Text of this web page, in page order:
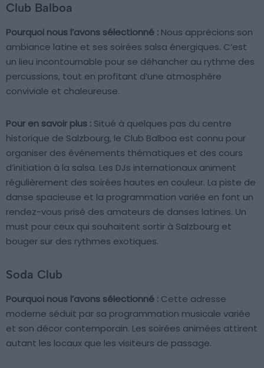
Club Balboa
Pourquoi nous l’avons sélectionné : Nous apprécions son
ambiance latine et ses soirées salsa énergiques. C’est
un lieu incontournable pour se déhancher au rythme des
percussions, tout en profitant d’une atmosphère
conviviale et chaleureuse.
Pour en savoir plus : Situé à quelques pas du centre
historique de Salzbourg, le Club Balboa est connu pour
organiser des événements thématiques et des cours
d’initiation à la salsa. Les DJs internationaux animent
régulièrement des soirées hautes en couleur. La piste de
danse spacieuse et la programmation variée en font un
rendez-vous prisé des amateurs de danses latines. Un
must pour ceux qui souhaitent sortir à Salzbourg et
bouger sur des rythmes exotiques.
Soda Club
Pourquoi nous l’avons sélectionné : Cette adresse
moderne séduit par sa programmation musicale variée
et son décor contemporain. Les soirées animées attirent
autant les locaux que les visiteurs de passage.